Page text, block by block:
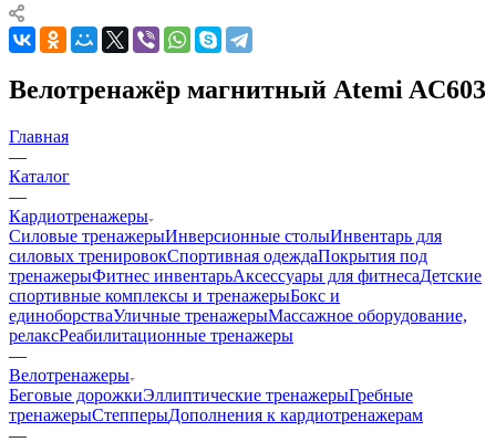
Велотренажёр магнитный Atemi AC603
Главная
—
Каталог
—
Кардиотренажеры
Силовые тренажерыИнверсионные столыИнвентарь для
силовых тренировокСпортивная одеждаПокрытия под
тренажерыФитнес инвентарьАксессуары для фитнесаДетские
спортивные комплексы и тренажерыБокс и
единоборстваУличные тренажерыМассажное оборудование,
релаксРеабилитационные тренажеры
—
Велотренажеры
Беговые дорожкиЭллиптические тренажерыГребные
тренажерыСтепперыДополнения к кардиотренажерам
—